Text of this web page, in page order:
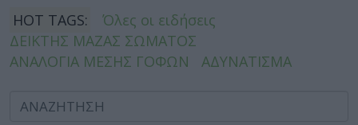
HOT TAGS:
Όλες οι ειδήσεις
ΔΕΙΚΤΗΣ ΜΑΖΑΣ ΣΩΜΑΤΟΣ
ΑΝΑΛΟΓΙΑ ΜΕΣΗΣ ΓΟΦΩΝ
ΑΔΥΝΑΤΙΣΜΑ